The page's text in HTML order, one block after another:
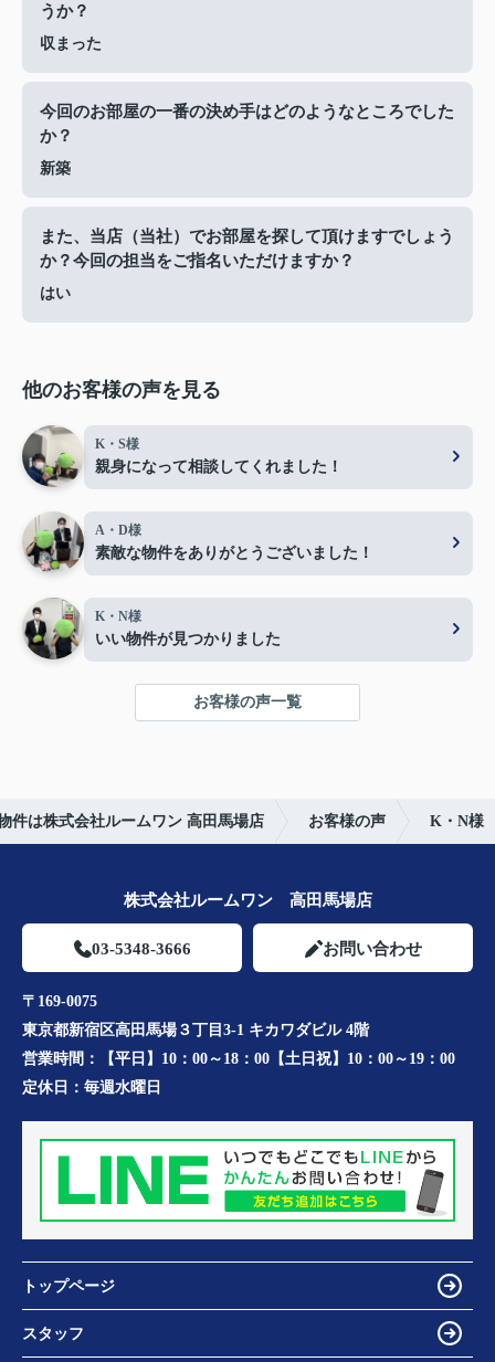
うか？
収まった
今回のお部屋の一番の決め手はどのようなところでした
か？
新築
また、当店（当社）でお部屋を探して頂けますでしょう
か？今回の担当をご指名いただけますか？
はい
他のお客様の声を見る
K・S様
親身になって相談してくれました！
A・D様
素敵な物件をありがとうございました！
K・N様
いい物件が見つかりました
お客様の声一覧
件は株式会社ルームワン 高田馬場店 お客様の声 K・N様
株式会社ルームワン 高田馬場店
03-5348-3666 お問い合わせ
〒169-0075
東京都新宿区高田馬場３丁目3-1 キカワダビル 4階
営業時間：
【平日】10：00～18：00【土日祝】10：00～19：00
定休日： 毎週水曜日
トップページ
スタッフ